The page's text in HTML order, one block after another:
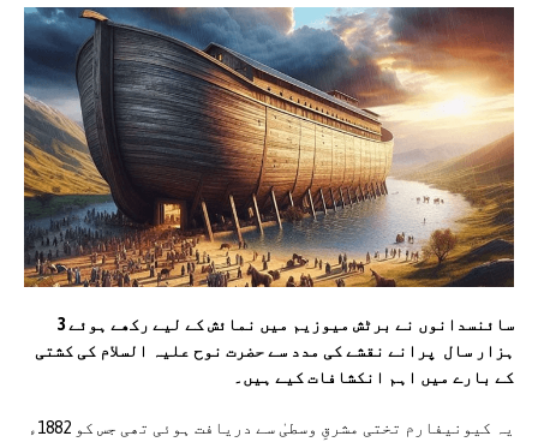
سائنسدانوں نے برٹش میوزیم میں نمائش کے لیے رکھے ہوئے 3
ہزار سال پرانے نقشے کی مدد سے حضرت نوح علیہ السلام کی کشتی
کے بارے میں اہم انکشافات کیے ہیں۔
یہ کیونیفارم تختی مشرقِ وسطیٰ سے دریافت ہوئی تھی جس کو 1882ء